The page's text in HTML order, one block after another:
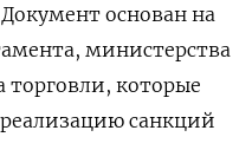
основан на
министерства
которые
санкций